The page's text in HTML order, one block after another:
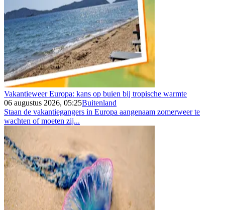
Vakantieweer Europa: kans op buien bij tropische warmte
06 augustus 2026, 05:25Buitenland
Staan de vakantiegangers in Europa aangenaam zomerweer te
wachten of moeten zij...